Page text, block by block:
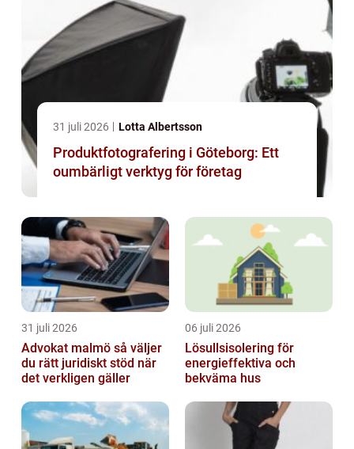
31 juli 2026 Lotta Albertsson
Produktfotografering i Göteborg: Ett
oumbärligt verktyg för företag
31 juli 2026
Advokat malmö så väljer
du rätt juridiskt stöd när
det verkligen gäller
06 juli 2026
Lösullsisolering för
energieffektiva och
bekväma hus